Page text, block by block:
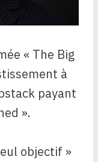
« The Big
à
payant
».
objectif »